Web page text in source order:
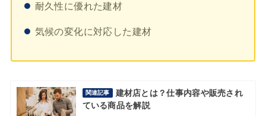
耐久性に優れた建材
気候の変化に対応した建材
関連記事
建材店とは？仕事内容や販売され
ている商品を解説